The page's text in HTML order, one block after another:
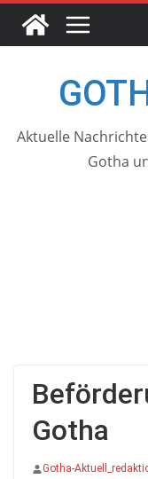
Aktuelle
Gotha
Gotha
Gotha-